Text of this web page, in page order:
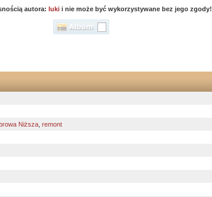
autora: lukii nie może być wykorzystywane bez jego zgody!
Niższa remont